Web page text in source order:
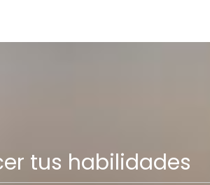
tus habilidades